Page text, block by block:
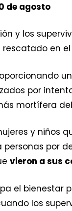
de agosto
y los
rescatado en
por
mortífera
y niños
personas por
vieron a sus
el bienestar
los